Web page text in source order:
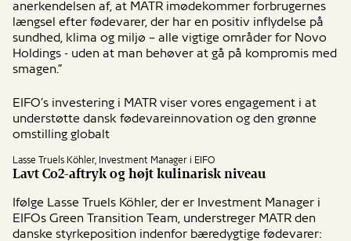
anerkendelsen af, at MATR imødekommer forbrugernes
længsel efter fødevarer, der har en positiv inflydelse på
sundhed, klima og miljø – alle vigtige områder for Novo
Holdings - uden at man behøver at gå på kompromis med
smagen.”
EIFO’s investering i MATR viser vores engagement i at
understøtte dansk fødevareinnovation og den grønne
omstilling globalt
Lasse Truels Köhler, Investment Manager i EIFO
Lavt Co2-aftryk og højt kulinarisk niveau
Ifølge Lasse Truels Köhler, der er Investment Manager i
EIFOs Green Transition Team, understreger MATR den
danske styrkeposition indenfor bæredygtige fødevarer: